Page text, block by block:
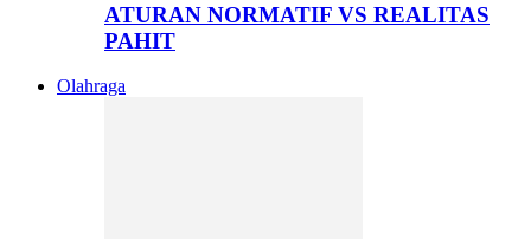
ATURAN NORMATIF VS REALITAS
PAHIT
Olahraga